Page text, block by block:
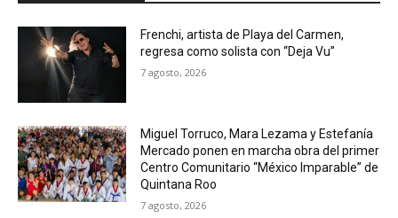
Frenchi, artista de Playa del Carmen,
regresa como solista con “Deja Vu”
7 agosto, 2026
Miguel Torruco, Mara Lezama y Estefanía
Mercado ponen en marcha obra del primer
Centro Comunitario “México Imparable” de
Quintana Roo
7 agosto, 2026